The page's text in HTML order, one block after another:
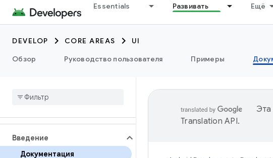
Essentials Развивать Ещё
DEVELOP CORE AREAS
UI
Обзор
Руководство пользователя Примеры
Введение
Документация
Translation API.